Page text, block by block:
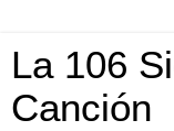
La 106
Canción